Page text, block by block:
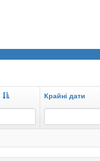
Крайні дати